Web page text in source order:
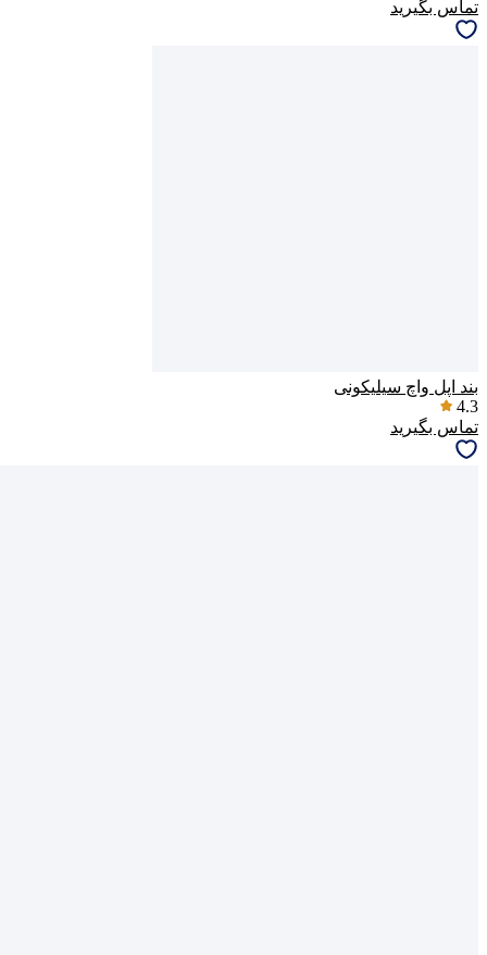
تماس بگیرید
بند اپل واچ سیلیکونی
4.3
تماس بگیرید